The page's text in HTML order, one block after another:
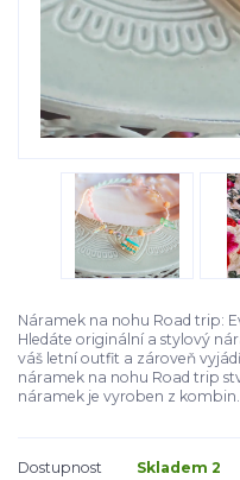
Náramek na nohu Road trip:
Hledáte originální a stylový
váš letní outfit a zároveň
náramek na nohu Road trip
náramek je vyroben z
Dostupnost Skladem 2